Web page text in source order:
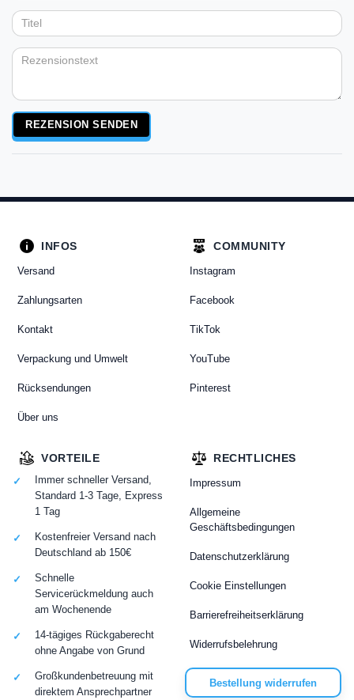
5
Bewertungssternen
5
Bewertungssternen
5
Bewertungssternen
5
Bewertungssternen
5
Bewertungssternen
Anzeigename
(optional)
REZENSION SENDEN
INFOS
Versand
Zahlungsarten
Kontakt
Verpackung und Umwelt
Rücksendungen
Über uns
COMMUNITY
Instagram
Facebook
TikTok
YouTube
Pinterest
RECHTLICHES
Impressum
Allgemeine
Geschäftsbedingungen
Datenschutzerklärung
Cookie Einstellungen
Barrierefreiheitserklärung
Widerrufsbelehrung
Bestellung widerrufen
VORTEILE
Immer schneller Versand,
Standard 1-3 Tage, Express
1 Tag
Kostenfreier Versand nach
Deutschland ab 150€
Schnelle
Servicerückmeldung auch
am Wochenende
14-tägiges Rückgaberecht
ohne Angabe von Grund
Großkundenbetreuung mit
direktem Ansprechpartner